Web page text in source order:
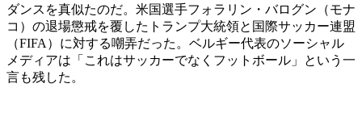
ダンスを真似たのだ。米国選手フォラリン・バログン（モナ
コ）の退場懲戒を覆したトランプ大統領と国際サッカー連盟
（FIFA）に対する嘲弄だった。ベルギー代表のソーシャル
メディアは「これはサッカーでなくフットボール」という一
言も残した。